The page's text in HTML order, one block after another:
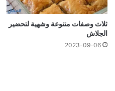
ثلاث وصفات متنوعة وشهية لتحضير
الجلاش
2023-09-06